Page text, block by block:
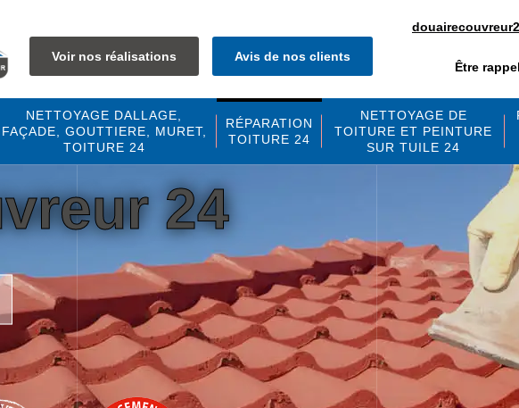
Voir nos réalisations Avis de nos clients
Être
NETTOYAGE DALLAGE,
FAÇADE, GOUTTIERE, MURET,
TOITURE 24
RÉPARATION
TOITURE 24
NETTOYAGE DE
TOITURE ET PEINTURE
SUR TUILE 24
24